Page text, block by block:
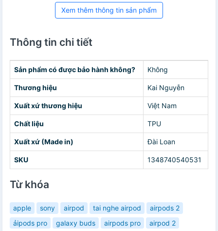
Xem thêm thông tin sản phẩm
Thông tin chi tiết
Sản phẩm có được bảo hành không? Không
Thương hiệu Kai Nguyễn
Xuất xứ thương hiệu Việt Nam
Chất liệu TPU
Xuất xứ (Made in) Đài Loan
SKU 1348740540531
Từ khóa
apple sony airpod tai nghe airpod
airpods 2
ảipods pro
galaxy buds airpods pro
airpod 2